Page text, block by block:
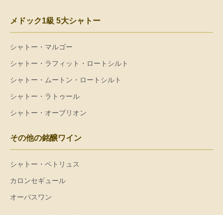
メドック1級 5大シャトー
シャトー・マルゴー
シャトー・ラフィット・ロートシルト
シャトー・ムートン・ロートシルト
シャトー・ラトゥール
シャトー・オーブリオン
その他の銘醸ワイン
シャトー・ペトリュス
カロンセギュール
オーパスワン